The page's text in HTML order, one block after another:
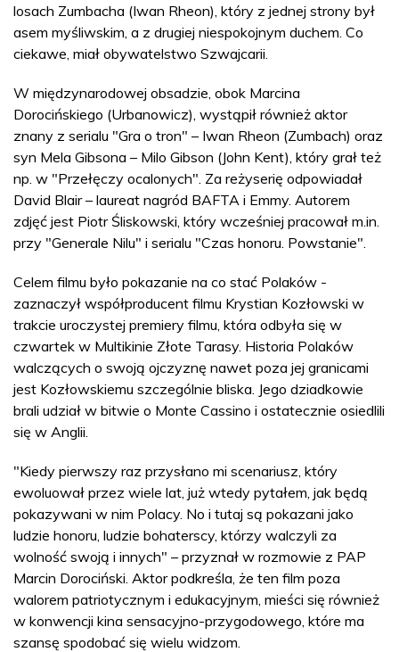
losach Zumbacha (Iwan Rheon), który z jednej strony był
asem myśliwskim, a z drugiej niespokojnym duchem. Co
ciekawe, miał obywatelstwo Szwajcarii.
W międzynarodowej obsadzie, obok Marcina
Dorocińskiego (Urbanowicz), wystąpił również aktor
znany z serialu "Gra o tron" – Iwan Rheon (Zumbach) oraz
syn Mela Gibsona – Milo Gibson (John Kent), który grał też
np. w "Przełęczy ocalonych". Za reżyserię odpowiadał
David Blair – laureat nagród BAFTA i Emmy. Autorem
zdjęć jest Piotr Śliskowski, który wcześniej pracował m.in.
przy "Generale Nilu" i serialu "Czas honoru. Powstanie".
Celem filmu było pokazanie na co stać Polaków -
zaznaczył współproducent filmu Krystian Kozłowski w
trakcie uroczystej premiery filmu, która odbyła się w
czwartek w Multikinie Złote Tarasy. Historia Polaków
walczących o swoją ojczyznę nawet poza jej granicami
jest Kozłowskiemu szczególnie bliska. Jego dziadkowie
brali udział w bitwie o Monte Cassino i ostatecznie osiedlili
się w Anglii.
"Kiedy pierwszy raz przysłano mi scenariusz, który
ewoluował przez wiele lat, już wtedy pytałem, jak będą
pokazywani w nim Polacy. No i tutaj są pokazani jako
ludzie honoru, ludzie bohaterscy, którzy walczyli za
wolność swoją i innych" – przyznał w rozmowie z PAP
Marcin Dorociński. Aktor podkreśla, że ten film poza
walorem patriotycznym i edukacyjnym, mieści się również
w konwencji kina sensacyjno-przygodowego, które ma
szansę spodobać się wielu widzom.